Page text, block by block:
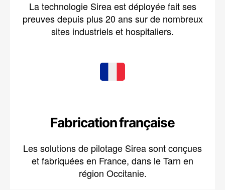
La technologie Sirea est déployée fait ses
preuves depuis plus 20 ans sur de nombreux
sites industriels et hospitaliers.
Fabrication française
Les solutions de pilotage Sirea sont conçues
et fabriquées en France, dans le Tarn en
région Occitanie.